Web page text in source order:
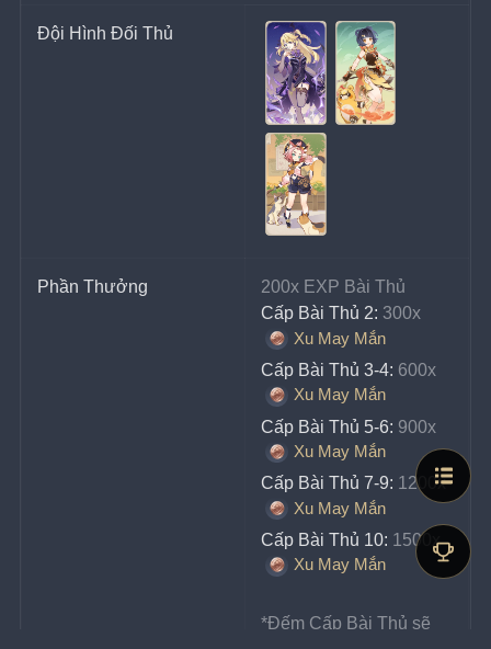
Đội Hình Đối Thủ
Phần Thưởng
200x EXP Bài Thủ
Cấp Bài Thủ 2: 300x
Xu May Mắn
Cấp Bài Thủ 3-4: 600x
Xu May Mắn
Cấp Bài Thủ 5-6: 900x
Xu May Mắn
Cấp Bài Thủ 7-9: 1200x
Xu May Mắn
Cấp Bài Thủ 10: 1500x
Xu May Mắn
*Đếm Cấp Bài Thủ sẽ